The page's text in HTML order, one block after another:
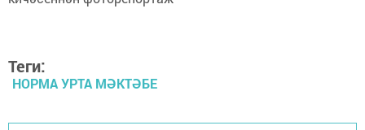
Теги:
НОРМА УРТА МӘКТӘБЕ